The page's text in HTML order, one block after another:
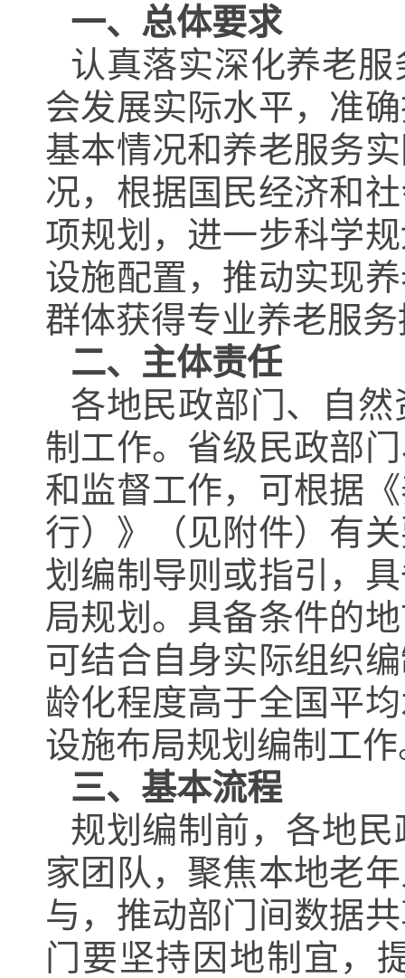
一、总体要求
认真落实深化养老
会发展实际水平，准
基本情况和养老服务
况，根据国民经济和
项规划，进一步科学
设施配置，推动实现
群体获得专业养老服
二、主体责任
各地民政部门、自
制工作。省级民政部
和监督工作，可根据
行）》（见附件）有
划编制导则或指引，
局规划。具备条件的
可结合自身实际组织
龄化程度高于全国平
设施布局规划编制工
三、基本流程
规划编制前，各地
家团队，聚焦本地老
与，推动部门间数据
门要坚持因地制宜，